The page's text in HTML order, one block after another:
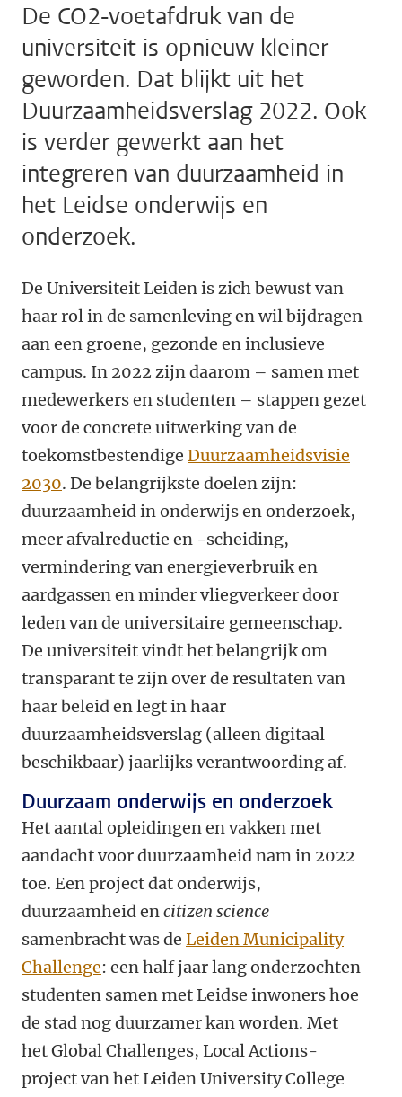
De CO2-voetafdruk van de
universiteit is opnieuw kleiner
geworden. Dat blijkt uit het
Duurzaamheidsverslag 2022. Ook
is verder gewerkt aan het
integreren van duurzaamheid in
het Leidse onderwijs en
onderzoek.
De Universiteit Leiden is zich bewust van
haar rol in de samenleving en wil bijdragen
aan een groene, gezonde en inclusieve
campus. In 2022 zijn daarom – samen met
medewerkers en studenten – stappen gezet
voor de concrete uitwerking van de
toekomstbestendige Duurzaamheidsvisie
2030. De belangrijkste doelen zijn:
duurzaamheid in onderwijs en onderzoek,
meer afvalreductie en -scheiding,
vermindering van energieverbruik en
aardgassen en minder vliegverkeer door
leden van de universitaire gemeenschap.
De universiteit vindt het belangrijk om
transparant te zijn over de resultaten van
haar beleid en legt in haar
duurzaamheidsverslag (alleen digitaal
beschikbaar) jaarlijks verantwoording af.
Duurzaam onderwijs en onderzoek
Het aantal opleidingen en vakken met
aandacht voor duurzaamheid nam in 2022
toe. Een project dat onderwijs,
duurzaamheid encitizen science
samenbracht was de Leiden Municipality
Challenge: een half jaar lang onderzochten
studenten samen met Leidse inwoners hoe
de stad nog duurzamer kan worden. Met
het Global Challenges, Local Actions-
project van het Leiden University College